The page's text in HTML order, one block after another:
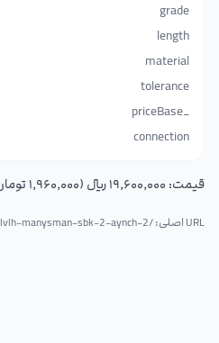
grade
length
material
tolerance
_priceBase
connection
قیمت: ۱۹٬۶۰۰٬۰۰۰ ریال (۱٬۹۶۰٬۰۰۰ تومان)
URL اصلی: /p/ lvlh-manysman-sbk-2-aynch-2